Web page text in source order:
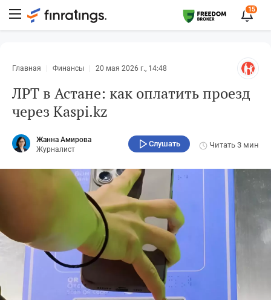
15
Главная Финансы 20 мая 2026 г., 14:48
ЛРТ в Астане: как оплатить проезд
через Kaspi.kz
Жанна Амирова
Журналист
Слушать Читать 3 мин